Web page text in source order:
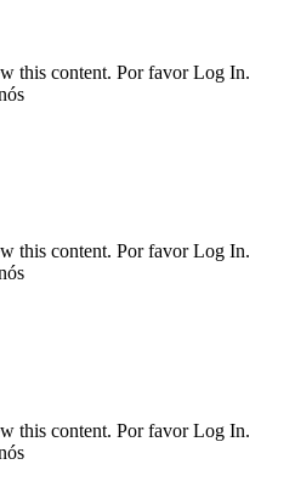
this content. Por favor Log In.
this content. Por favor Log In.
this content. Por favor Log In.